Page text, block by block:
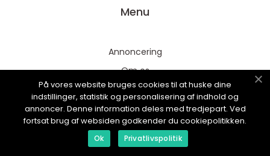
Menu
Annoncering
Om os
Cookies
Kontakt os
Sitemap
På vores website bruges cookies til at huske dine
indstillinger, statistik og personalisering af indhold og
annoncer. Denne information deles med tredjepart. Ved
fortsat brug af websiden godkender du cookiepolitikken.
Ok Privatlivspolitik